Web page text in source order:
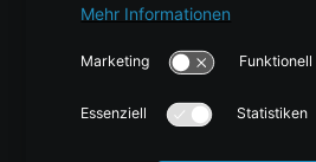
$stmt
$stmt
?>